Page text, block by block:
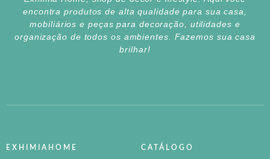
encontra produtos de alta qualidade para sua casa,
mobiliários e peças para decoração, utilidades e
organização de todos os ambientes. Fazemos sua casa
brilhar!
EXHIMIAHOME CATÁLOGO